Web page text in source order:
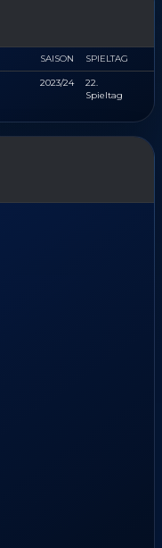
SAISON SPIELTAG
2023/24
22.
Spieltag